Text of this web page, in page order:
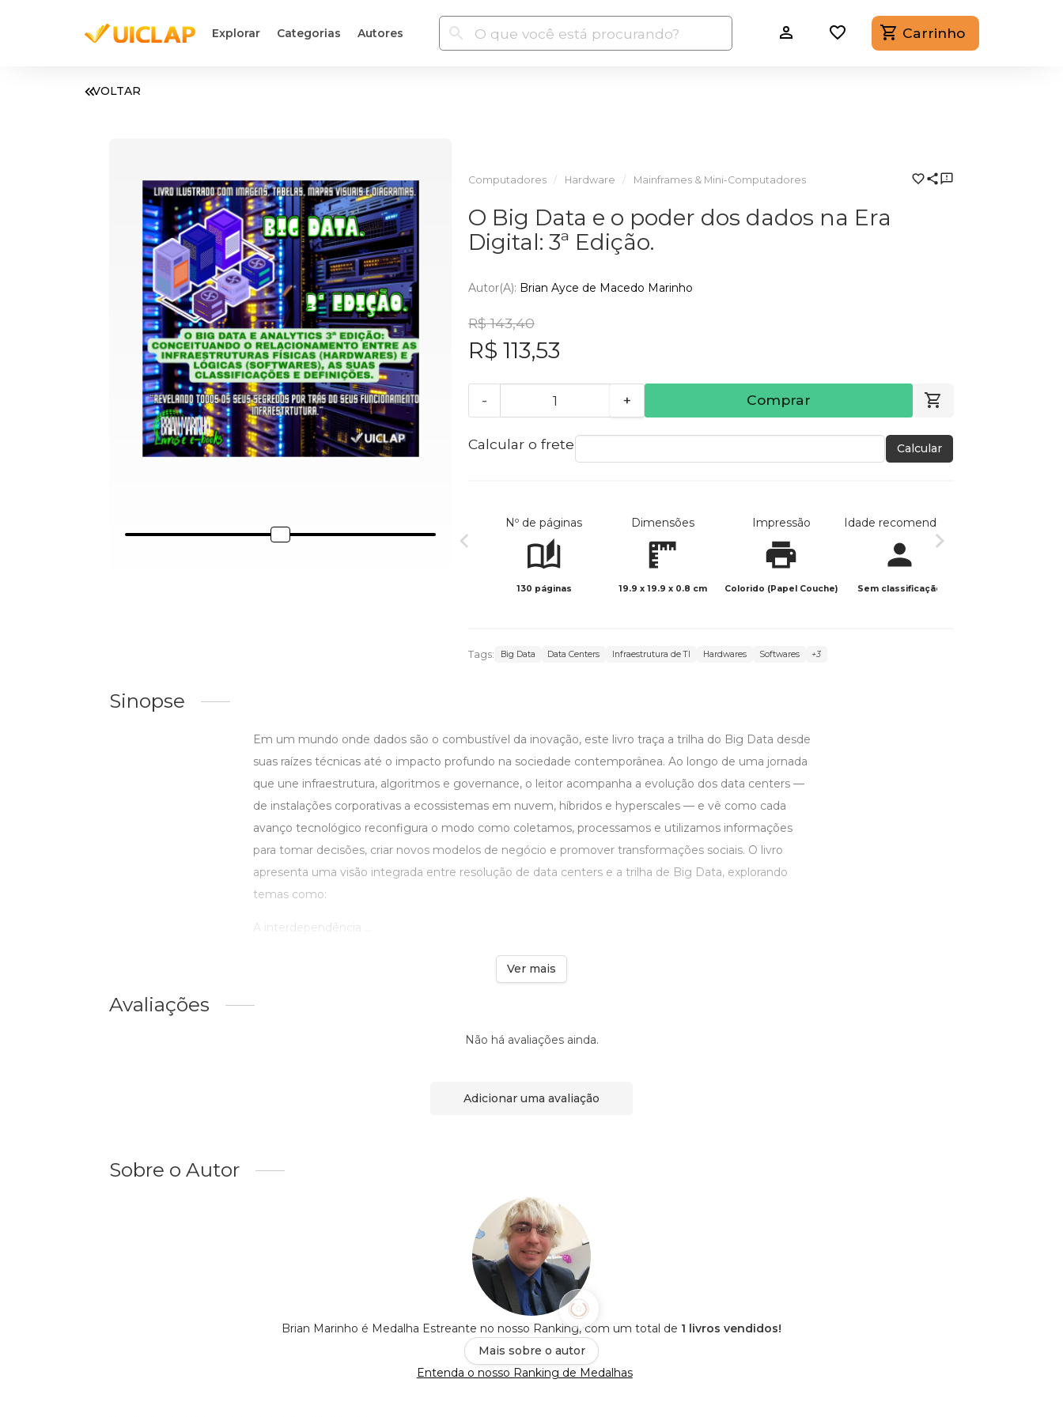
Explorar Categorias Autores Carrinho
VOLTAR
Computadores Hardware Mainframes & Mini-Computadores
O Big Data e o poder dos dados na Era
Digital: 3ª Edição.
Autor(a): Brian Ayce de Macedo Marinho
R$ 143,40
R$ 113,53
- + Comprar
Calcular o frete Calcular
Nº de páginas
130 páginas
Dimensões
19.9 x 19.9 x 0.8 cm
Impressão
Colorido (Papel Couche)
Idade recomendada
Sem classificação
Tags: Big Data Data Centers Infraestrutura de TI Hardwares Softwares +3
Sinopse
Em um mundo onde dados são o combustível da inovação, este livro traça a trilha do Big Data desde
suas raízes técnicas até o impacto profundo na sociedade contemporânea. Ao longo de uma jornada
que une infraestrutura, algoritmos e governance, o leitor acompanha a evolução dos data centers —
de instalações corporativas a ecossistemas em nuvem, híbridos e hyperscales — e vê como cada
avanço tecnológico reconfigura o modo como coletamos, processamos e utilizamos informações
para tomar decisões, criar novos modelos de negócio e promover transformações sociais. O livro
apresenta uma visão integrada entre resolução de data centers e a trilha de Big Data, explorando
temas como:
A interdependência ...
Ver mais
Avaliações
Não há avaliações ainda.
Adicionar uma avaliação
Sobre o Autor
Brian Marinho é Medalha Estreante no nosso Ranking, com um total de 1 livros vendidos!
Mais sobre o autor
Entenda o nosso Ranking de Medalhas